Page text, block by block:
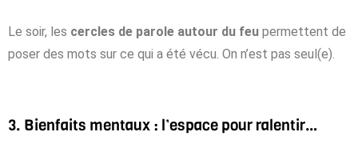
Le soir, les cercles de parole autour du feu permettent de
poser des mots sur ce qui a été vécu. On n’est pas seul(e).
3. Bienfaits mentaux : l’espace pour ralentir…